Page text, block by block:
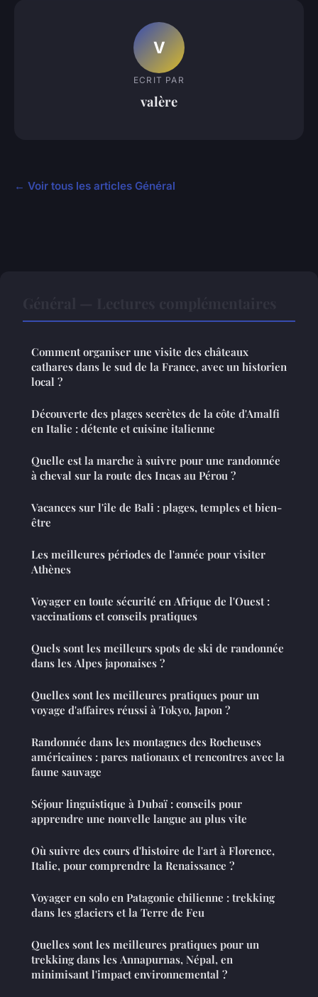
V
ECRIT PAR
valère
← Voir tous les articles Général
Comment organiser une visite des châteaux
cathares dans le sud de la France, avec un historien
local ?
Découverte des plages secrètes de la côte d'Amalfi
en Italie : détente et cuisine italienne
Quelle est la marche à suivre pour une randonnée
à cheval sur la route des Incas au Pérou ?
Vacances sur l'île de Bali : plages, temples et bien-
être
Les meilleures périodes de l'année pour visiter
Athènes
Voyager en toute sécurité en Afrique de l'Ouest :
vaccinations et conseils pratiques
Quels sont les meilleurs spots de ski de randonnée
dans les Alpes japonaises ?
Quelles sont les meilleures pratiques pour un
voyage d'affaires réussi à Tokyo, Japon ?
Randonnée dans les montagnes des Rocheuses
américaines : parcs nationaux et rencontres avec la
faune sauvage
Séjour linguistique à Dubaï : conseils pour
apprendre une nouvelle langue au plus vite
Où suivre des cours d'histoire de l'art à Florence,
Italie, pour comprendre la Renaissance ?
Voyager en solo en Patagonie chilienne : trekking
dans les glaciers et la Terre de Feu
Quelles sont les meilleures pratiques pour un
trekking dans les Annapurnas, Népal, en
minimisant l'impact environnemental ?